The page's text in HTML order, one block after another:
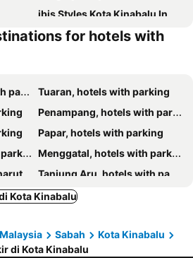
ibis Styles Kota Kinabalu Inanam
Ming Garden
Sabah Oriental Hotel
Bay
Grand InHotel Kota Kinabalu
Hyatt Centric Kota Kinabalu
Hin Loi Guesthouse
The Aru Hotel at Aru Suites
Aston Boutec Hotel Lintas Plaza
Hotel Kinabalu
for hotels with
Tuaran, hotels with parking
Penampang, hotels with parking
Papar, hotels with parking
Menggatal, hotels with parking
Tanjung Aru, hotels with parking
Kota Kinabalu
Malaysia Sabah
Kota Kinabalu
di Kota Kinabalu